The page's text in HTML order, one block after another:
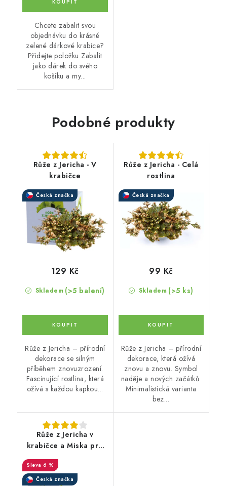
Chcete zabalit svou
objednávku do krásné
zelené dárkové krabice?
Přidejte položku Zabalit
jako dárek do svého
košíku a my...
Podobné produkty
Růže z Jericha - V
krabičce
Česká značka
Skladem (>5 balení)
129 Kč
Růže z Jericha – přírodní
dekorace se silným
příběhem znovuzrození.
Fascinující rostlina, která
ožívá s každou kapkou...
Růže z Jericha - Celá
rostlina
Česká značka
Skladem (>5 ks)
99 Kč
Růže z Jericha – přírodní
dekorace, která ožívá
znovu a znovu. Symbol
naděje a nových začátků.
Minimalistická varianta
bez...
Růže z Jericha v
krabičce a Miska pro
Růži z Jericha -
Výhodný balíček
6 %
Česká značka